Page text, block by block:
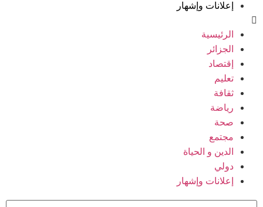
إعلانات وإشهار
الرئيسية
الجزائر
إقتصاد
تعليم
ثقافة
رياضة
صحة
مجتمع
الدين و الحياة
دولي
إعلانات وإشهار